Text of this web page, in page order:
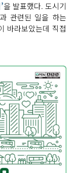
R
L
복
사
유
하
기
크
게
변
경
작
게
변
경
을 발표했다. 도시기
관련된 일을 하는
바라보았는데 직접